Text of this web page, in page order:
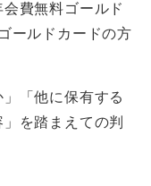
費無料ゴールド
ールドカードの方
「他に保有する
を踏まえての判